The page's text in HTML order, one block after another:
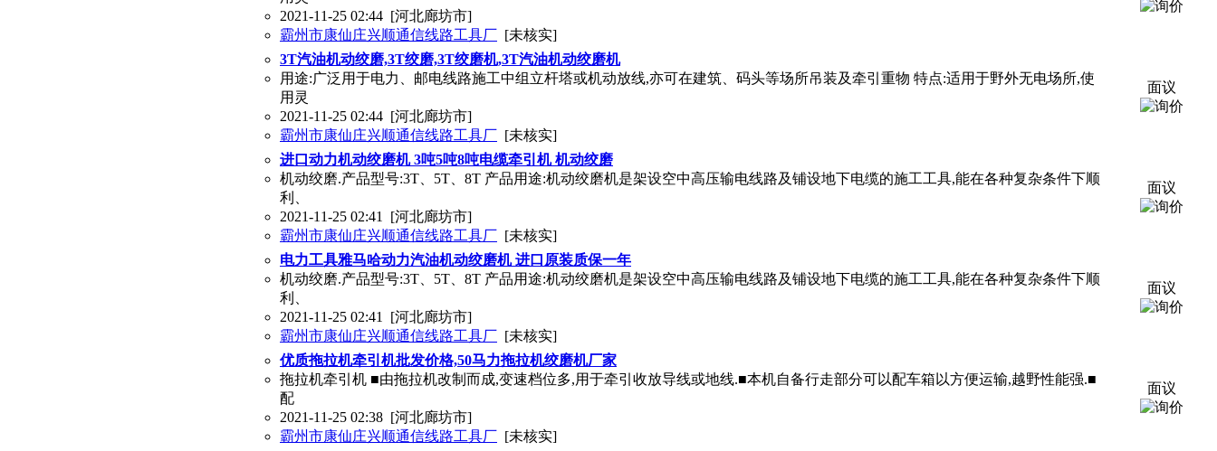
2021-11-25 02:44 [河北廊坊市]
霸州市康仙庄兴顺通信线路工具厂 [未核实]
3T汽油机动绞磨,3T绞磨,3T绞磨机,3T汽油机动绞磨机
用途:广泛用于电力、邮电线路施工中组立杆塔或机动放线,亦可在建筑、码头等场所吊装及牵引重物 特点:适用于野外无电场所,使
用灵
2021-11-25 02:44 [河北廊坊市]
霸州市康仙庄兴顺通信线路工具厂 [未核实]
面议
进口动力机动绞磨机 3吨5吨8吨电缆牵引机 机动绞磨
机动绞磨.产品型号:3T、5T、8T 产品用途:机动绞磨机是架设空中高压输电线路及铺设地下电缆的施工工具,能在各种复杂条件下顺
利、
2021-11-25 02:41 [河北廊坊市]
霸州市康仙庄兴顺通信线路工具厂 [未核实]
面议
电力工具雅马哈动力汽油机动绞磨机 进口原装质保一年
机动绞磨.产品型号:3T、5T、8T 产品用途:机动绞磨机是架设空中高压输电线路及铺设地下电缆的施工工具,能在各种复杂条件下顺
利、
2021-11-25 02:41 [河北廊坊市]
霸州市康仙庄兴顺通信线路工具厂 [未核实]
面议
优质拖拉机牵引机批发价格,50马力拖拉机绞磨机厂家
拖拉机牵引机 ■由拖拉机改制而成,变速档位多,用于牵引收放导线或地线.■本机自备行走部分可以配车箱以方便运输,越野性能强.■
配
2021-11-25 02:38 [河北廊坊市]
霸州市康仙庄兴顺通信线路工具厂 [未核实]
面议